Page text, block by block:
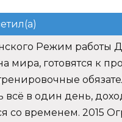
Режим работы
мира, готовятся к
всё в один день,
со временем. 2015